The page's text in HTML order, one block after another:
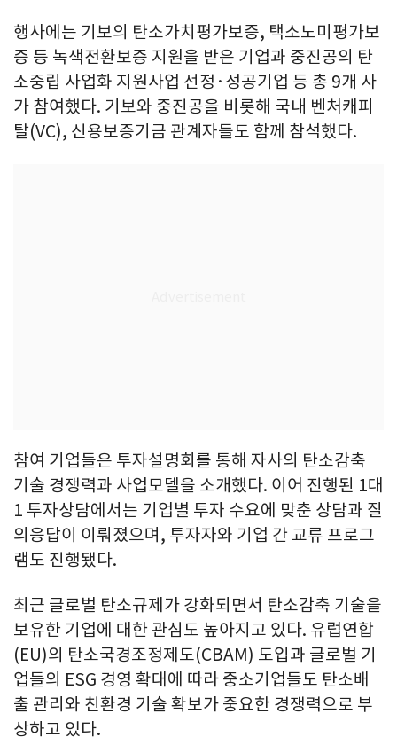
행사에는 기보의 탄소가치평가보증, 택소노미평가보
증 등 녹색전환보증 지원을 받은 기업과 중진공의 탄
소중립 사업화 지원사업 선정·성공기업 등 총 9개 사
가 참여했다. 기보와 중진공을 비롯해 국내 벤처캐피
탈(VC), 신용보증기금 관계자들도 함께 참석했다.
참여 기업들은 투자설명회를 통해 자사의 탄소감축
기술 경쟁력과 사업모델을 소개했다. 이어 진행된 1대
1 투자상담에서는 기업별 투자 수요에 맞춘 상담과 질
의응답이 이뤄졌으며, 투자자와 기업 간 교류 프로그
램도 진행됐다.
최근 글로벌 탄소규제가 강화되면서 탄소감축 기술을
보유한 기업에 대한 관심도 높아지고 있다. 유럽연합
(EU)의 탄소국경조정제도(CBAM) 도입과 글로벌 기
업들의 ESG 경영 확대에 따라 중소기업들도 탄소배
출 관리와 친환경 기술 확보가 중요한 경쟁력으로 부
상하고 있다.